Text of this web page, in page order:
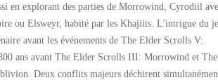
Online Deluxe Edition Xbox Series X/S,
en explorant des parties de Morrowind, Cyrodiil
ou Elsweyr, habité par les Khajiits. L'intrigue du
avant les événements de The Elder Scrolls V:
ans avant The Elder Scrolls III: Morrowind et The
Deux conflits majeurs déchirent